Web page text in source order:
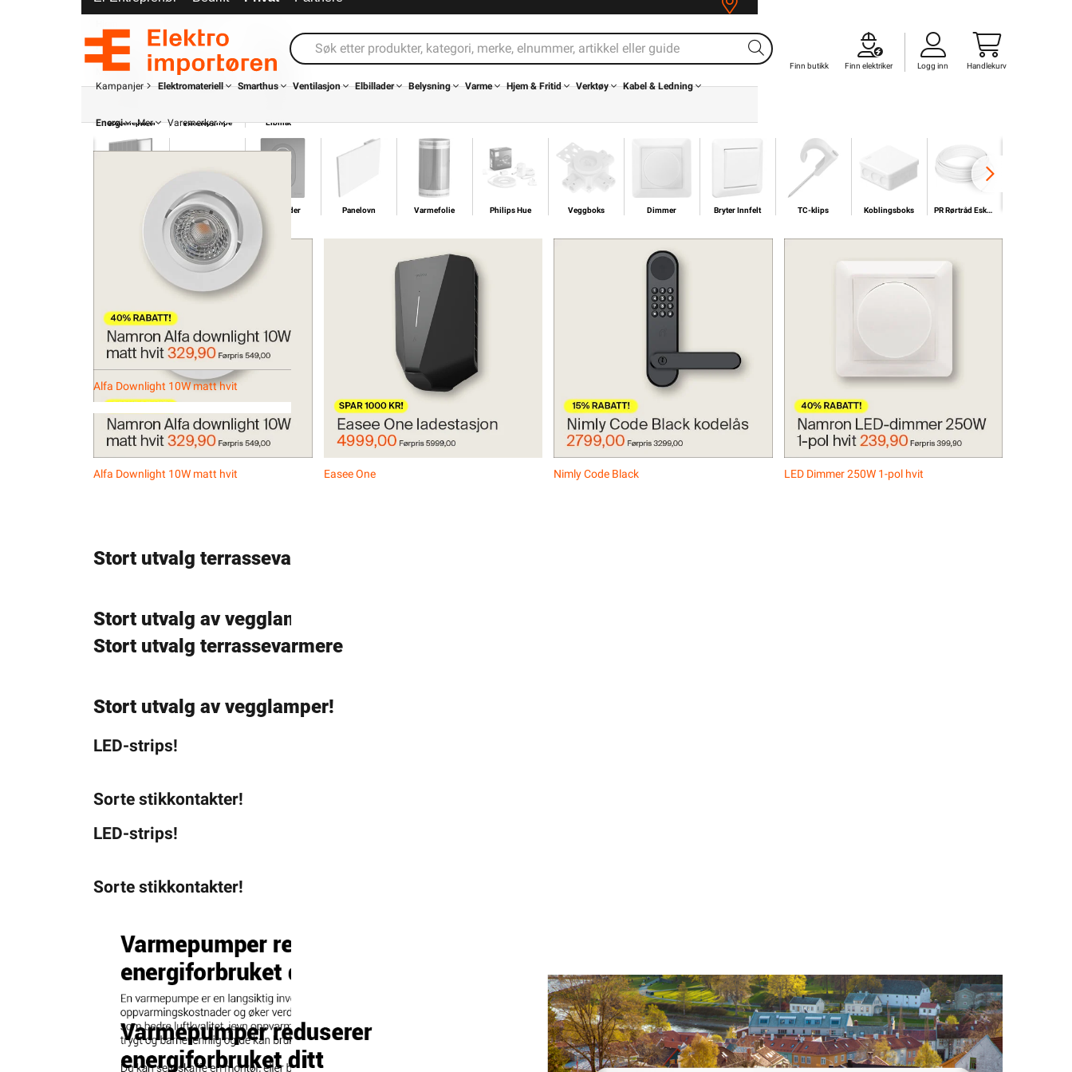
Fritid
Verktøy
Ledning
Mer Varemerker
Solcellepanel Varmepumpe Elbillader Panelovn Varmefolie Philips Hue Veggboks Dimmer Bryter Innfelt
Alfa Downlight 10W matt hvit LED Dimmer 250W 1-pol hvit
Stort utvalg terrassevarmere
Stort utvalg av vegglamper!
LED-strips!
Sorte stikkontakter!
Finn butikk Finn elektriker Logg inn Handlekurv
Kampanjer Elektromateriell Smarthus Ventilasjon Elbillader Belysning Varme Hjem & Fritid Verktøy Kabel & Ledning
Energi Mer Varemerker
Solcellepanel Varmepumpe Elbillader Panelovn Varmefolie Philips Hue Veggboks Dimmer Bryter Innfelt TC-klips Koblingsboks PR Rørtråd Eske/Bunt 300/500V
Alfa Downlight 10W matt hvit Easee One Nimly Code Black LED Dimmer 250W 1-pol hvit
Stort utvalg terrassevarmere
Stort utvalg av vegglamper!
LED-strips!
Sorte stikkontakter!